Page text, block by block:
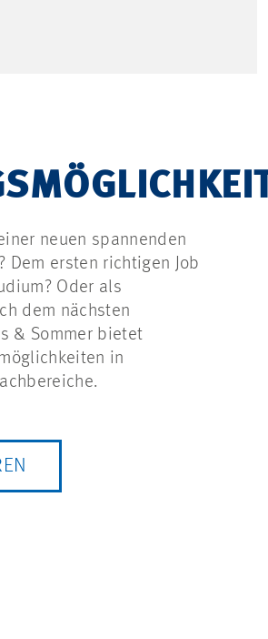
neuen spannenden
Dem ersten richtigen Job
Oder als
dem nächsten
& Sommer bietet
in